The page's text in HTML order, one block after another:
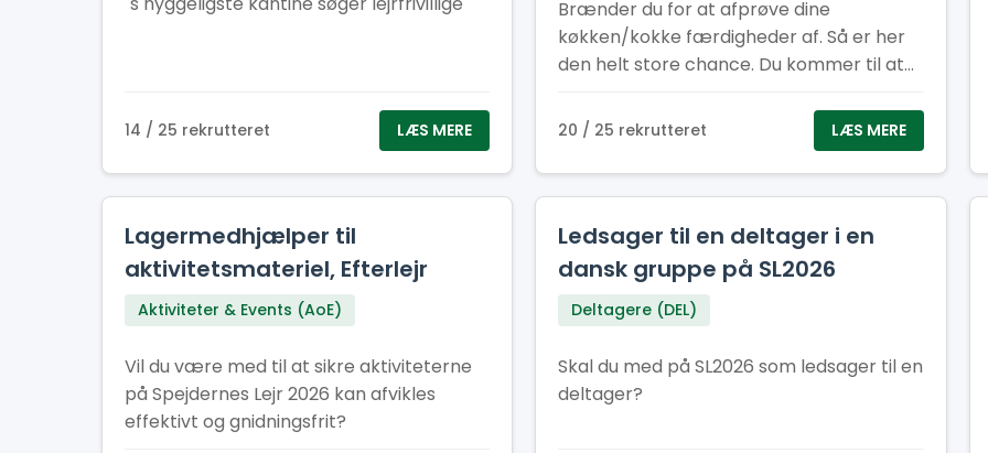
efterlysninger efter havregryn.
Frokostheltenes motto er: ”Vi giver
energien – I lever eventyret!”
14 / 25 rekrutteret LÆS MERE
Brænder du for at afprøve dine
køkken/kokke færdigheder af. Så er her
den helt store chance. Du kommer til at
cirka 400-500 personer om dagen.
20 / 25 rekrutteret LÆS MERE
Lagermedhjælper til
aktivitetsmateriel, Efterlejr
Aktiviteter & Events (AoE)
Vil du være med til at sikre aktiviteterne
på Spejdernes Lejr 2026 kan afvikles
effektivt og gnidningsfrit?
Ledsager til en deltager i en
dansk gruppe på SL2026
Deltagere (DEL)
Skal du med på SL2026 som ledsager til en
deltager?